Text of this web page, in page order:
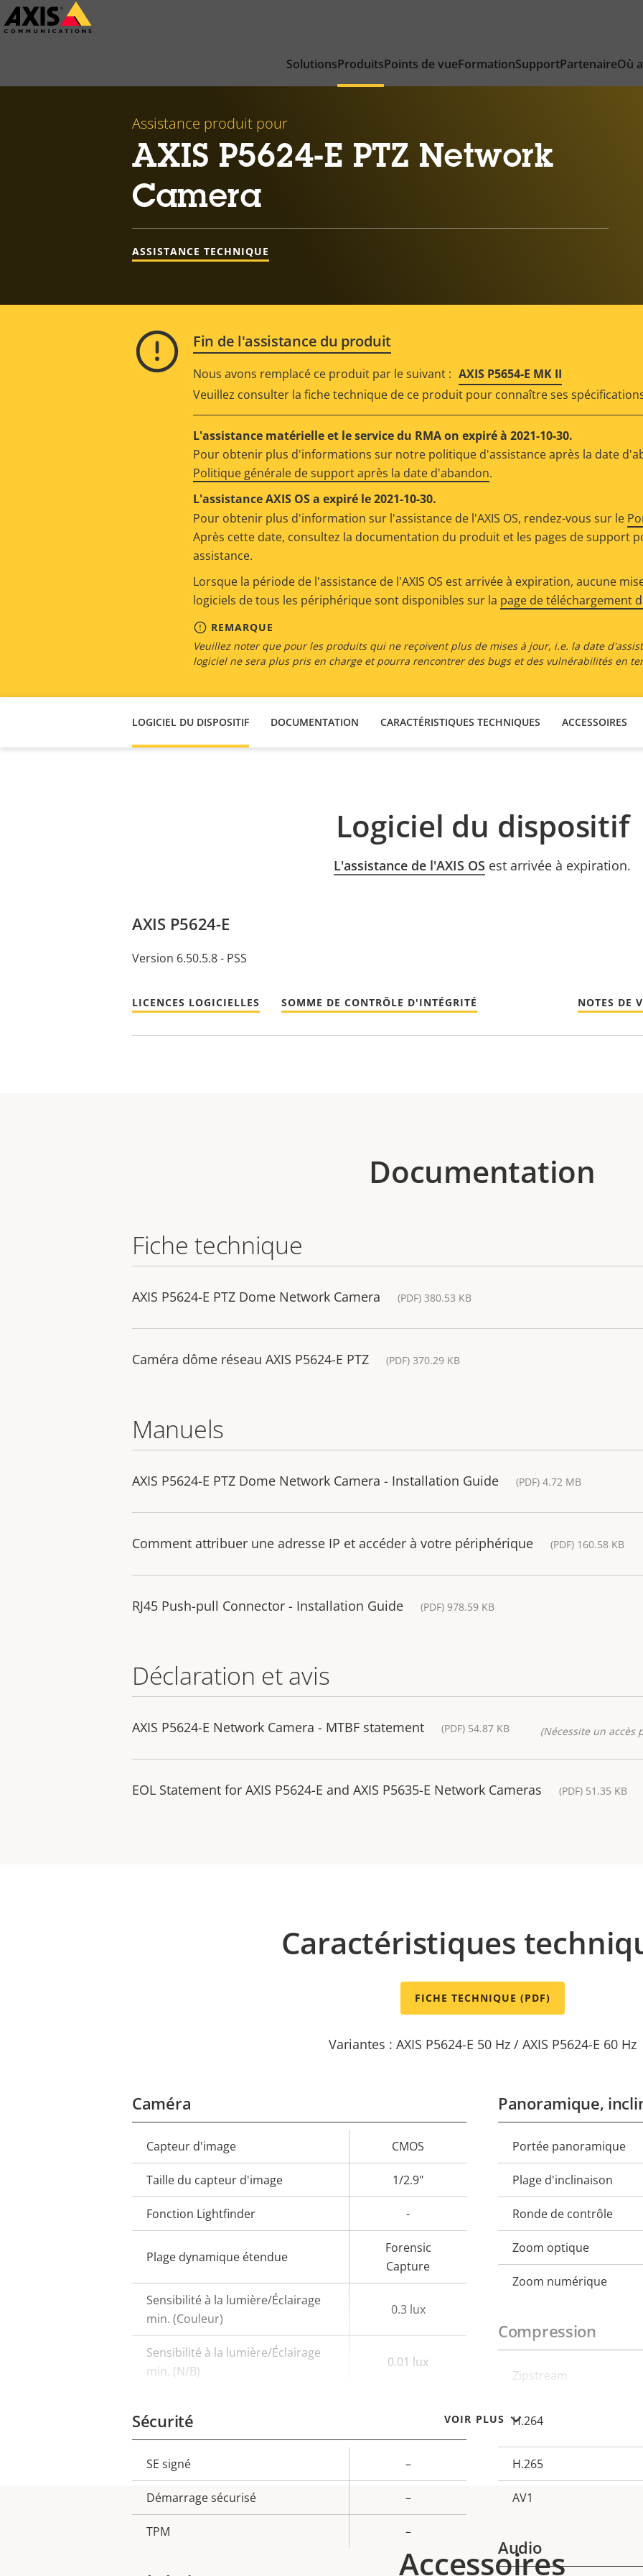
Passer
au
SolutionsProduitsPoints de vueFormationSupportPartenaireOù
Assistance produit pour
AXIS P5624-E PTZ Network
Camera
ASSISTANCE TECHNIQUE
Fin de l'assistance du produit
Nous avons remplacé ce produit par le suivant : AXIS P5654-E MK II
Veuillez consulter la fiche technique de ce produit pour connaître ses
L'assistance matérielle et le service du RMA on expiré à 2021-10-30.
Pour obtenir plus d'informations sur notre politique d'assistance après la date
Politique générale de support après la date d'abandon.
L'assistance AXIS OS a expiré le 2021-10-30.
Pour obtenir plus d'information sur l'assistance de l'AXIS OS, rendez-vous sur le
Après cette date, consultez la documentation du produit et les pages de support
assistance.
Lorsque la période de l'assistance de l'AXIS OS est arrivée à expiration, aucune
logiciels de tous les périphérique sont disponibles sur la page de téléchargement
REMARQUE
Veuillez noter que pour les produits qui ne reçoivent plus de mises à jour, i.e. la date
logiciel ne sera plus pris en charge et pourra rencontrer des bugs et des vulnérabilités en
LOGICIEL DU DISPOSITIF DOCUMENTATION CARACTÉRISTIQUES TECHNIQUES ACCESSOIRES
Logiciel du dispositif
L'assistance de l'AXIS OS est arrivée à expiration.
AXIS P5624-E
Version 6.50.5.8 - PSS
LICENCES LOGICIELLES SOMME DE CONTRÔLE D'INTÉGRITÉ NOTES DE
Documentation
Fiche technique
AXIS P5624-E PTZ Dome Network Camera (PDF) 380.53 KB
Caméra dôme réseau AXIS P5624-E PTZ (PDF) 370.29 KB
Manuels
AXIS P5624-E PTZ Dome Network Camera - Installation Guide (PDF) 4.72 MB
Comment attribuer une adresse IP et accéder à votre périphérique (PDF) 160.58 KB
RJ45 Push-pull Connector - Installation Guide (PDF) 978.59 KB
Déclaration et avis
AXIS P5624-E Network Camera - MTBF statement (PDF) 54.87 KB (Nécessite un accès
EOL Statement for AXIS P5624-E and AXIS P5635-E Network Cameras (PDF) 51.35 KB
VOIR PLUS
Caractéristiques
FICHE TECHNIQUE (PDF)
Variantes : AXIS P5624-E 50 Hz / AXIS P5624-E 60 Hz
Caméra
Description
de la
propriété
propriété
Capteur d'image CMOS
Taille du capteur d'image 1/2.9"
Fonction Lightfinder -
Plage dynamique étendue
Forensic
Capture
Sensibilité à la lumière/Éclairage
min. (Couleur)
0.3 lux
Sensibilité à la lumière/Éclairage
min. (N/B)
0.01 lux
Sécurité
Description
de la
propriété
propriété
SE signé –
Démarrage sécurisé –
TPM –
Panoramique,
Description
de la
propriété
Portée panoramique
Plage d'inclinaison
Ronde de contrôle
Zoom optique
Zoom numérique
Compression
Description
propriété
Zipstream
H.264
H.265
AV1
Audio
Accessoires